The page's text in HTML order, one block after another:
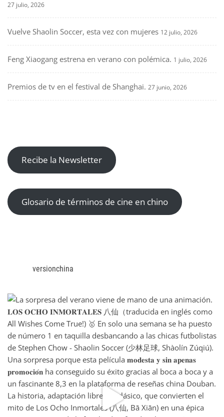
27 julio, 2026
Vuelve Shaolin Soccer, esta vez con mujeres 12 julio, 2026
Feng Xiaogang estrena en verano con polémica. 1 julio, 2026
Premios de tv en el festival de Shanghai. 27 junio, 2026
Recibe la Newsletter
Glosario de términos de cine en chino
versionchina